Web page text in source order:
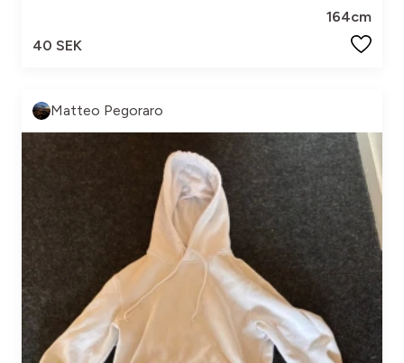
164cm
40 SEK
Matteo Pegoraro